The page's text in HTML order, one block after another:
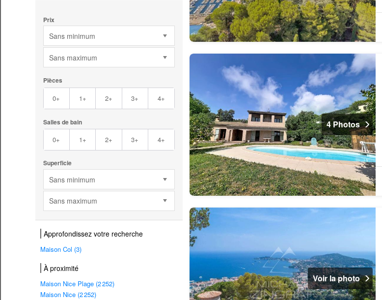
Prix
Sans minimum
Sans maximum
Pièces
0+ 1+ 2+ 3+ 4+
Salles de bain
0+ 1+ 2+ 3+ 4+
Superficie
Sans minimum
Sans maximum
Approfondissez votre recherche
Maison Col (3)
À proximité
Maison Nice Plage (2 252)
Maison Nice (2 252)
4 Photos
Voir la photo